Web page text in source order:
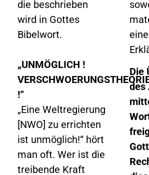
die beschrieben
wird in Gottes
Bibelwort.
„UNMÖGLICH !
!“
„Eine Weltregierung
[NWO] zu errichten
ist unmöglich!“ hört
man oft. Wer ist die
treibende Kraft
Die
des